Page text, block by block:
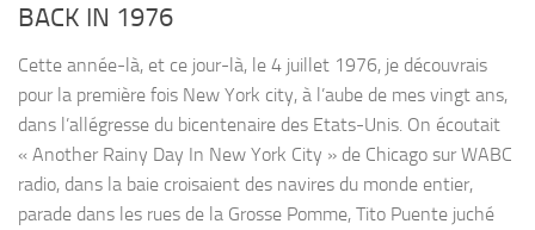
BACK IN 1976
Cette année-là, et ce jour-là, le 4 juillet 1976, je découvrais
pour la première fois New York city, à l’aube de mes vingt ans,
dans l’allégresse du bicentenaire des Etats-Unis. On écoutait
« Another Rainy Day In New York City » de Chicago sur WABC
radio, dans la baie croisaient des navires du monde entier,
parade dans les rues de la Grosse Pomme, Tito Puente juché